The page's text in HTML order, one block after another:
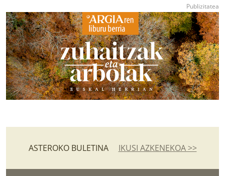
ASTEROKO BULETINA IKUSI AZKENEKOA >>